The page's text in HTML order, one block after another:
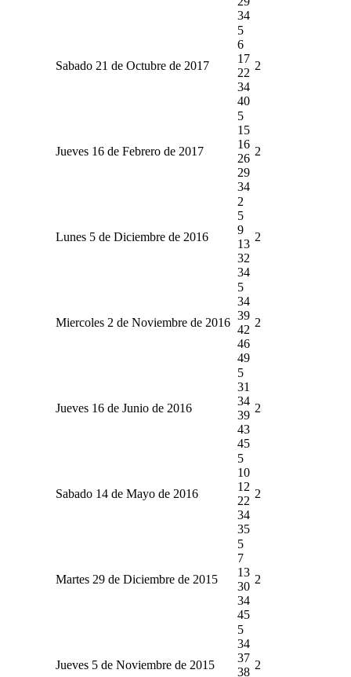
34
Sabado 21 de Octubre de 2017
5
6
17
22
34
40
2
Jueves 16 de Febrero de 2017
5
15
16
26
29
34
2
Lunes 5 de Diciembre de 2016
2
5
9
13
32
34
2
Miercoles 2 de Noviembre de 2016
5
34
39
42
46
49
2
Jueves 16 de Junio de 2016
5
31
34
39
43
45
2
Sabado 14 de Mayo de 2016
5
10
12
22
34
35
2
Martes 29 de Diciembre de 2015
5
7
13
30
34
45
2
Jueves 5 de Noviembre de 2015
5
34
37
38
2